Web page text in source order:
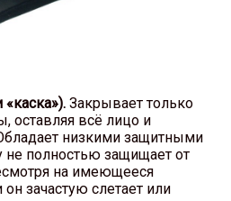
«каска»).Закрывает только
оставляя всё лицо и
низкими защитными
не полностью защищает от
на имеющееся
зачастую слетает или